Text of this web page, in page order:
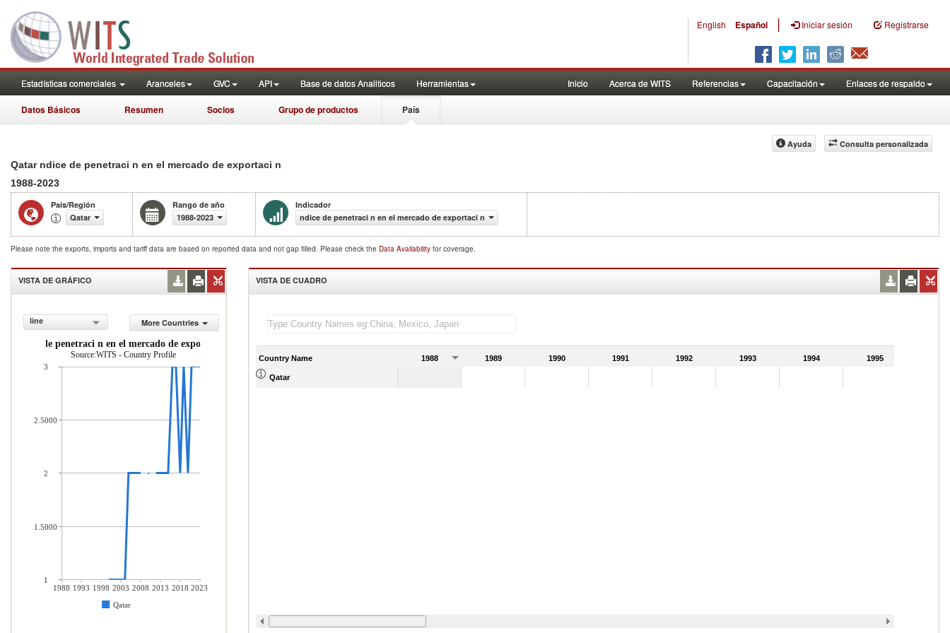
English Español | Iniciar sesión Registrarse
Estadísticas comerciales Aranceles GVC API Base de datos Analiticos Herramientas Inicio Acerca de WITS Referencias Capacitación Enlaces de respaldo
Datos Básicos Resumen Socios Grupo de productos País
Consulta personalizada
Ayuda
Qatar ndice de penetraci n en el mercado de exportaci n
1988-2023
País/Región
Qatar
Rango de año
1988-2023
Indicador
ndice de penetraci n en el mercado de exportaci n
Please note the exports, imports and tariff data are based on reported data and not gap filled. Please check the Data Availability for coverage.
VISTA DE GRÁFICO
line
More Countries
ndice de penetraci n en el mercado de exportaci n
Source:WITS - Country Profile
1988 1993 1998 2003 2008 2013 2018 2023
Qatar
3
2.5000
2
1.5000
1
VISTA DE CUADRO
Country Name 1988 1989 1990 1991 1992 1993 1994 1995
Qatar